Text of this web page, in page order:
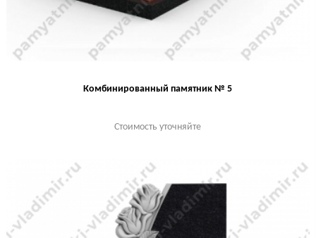
Комбинированный памятник № 5
Стоимость уточняйте